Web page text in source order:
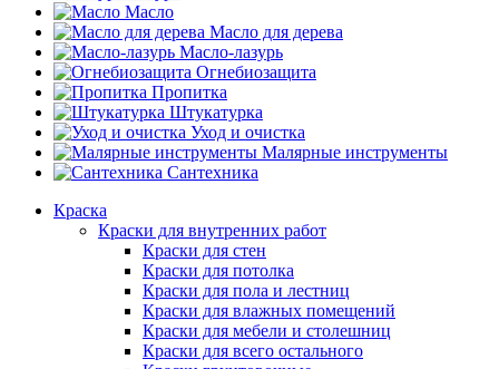
Масло
Масло для дерева
Масло-лазурь
Огнебиозащита
Пропитка
Штукатурка
Уход и очистка
Малярные инструменты
Сантехника
Краска
Краски для внутренних работ
Краски для стен
Краски для потолка
Краски для пола и лестниц
Краски для влажных помещений
Краски для мебели и столешниц
Краски для всего остального